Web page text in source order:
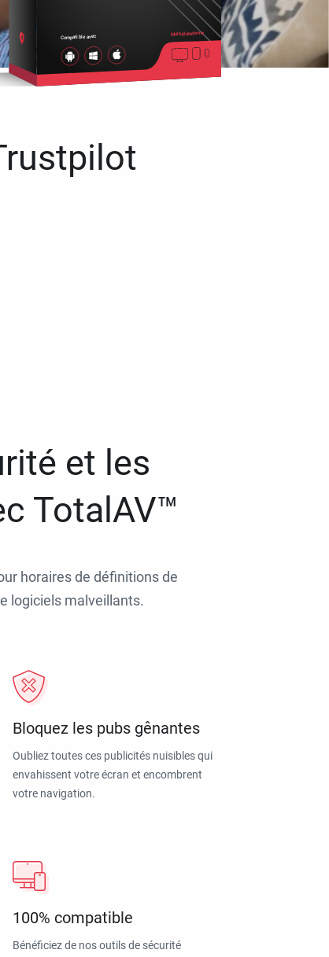
Compatible avec Multiplateforme
et les
TotalAV™
horaires de définitions de
logiciels malveillants.
Bloquez les pubs gênantes
Oubliez toutes ces publicités nuisibles qui
envahissent votre écran et encombrent
votre navigation.
100% compatible
Bénéficiez de nos outils de sécurité